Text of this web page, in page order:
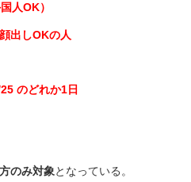
人OK）
出しOKの人
のどれか1日
のみ対象となっている。